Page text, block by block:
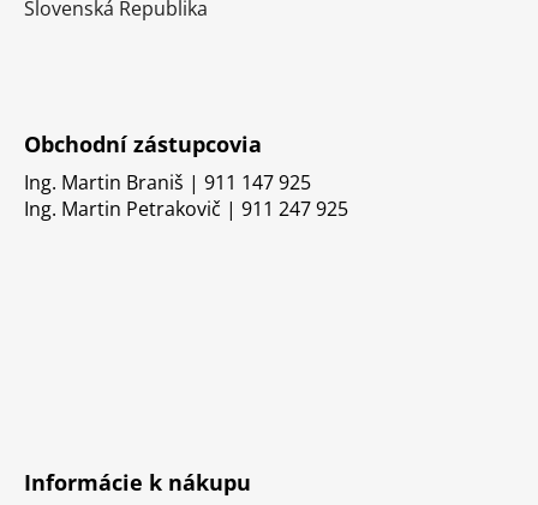
Slovenská Republika
Obchodní zástupcovia
Ing. Martin Braniš | 911 147 925
Ing. Martin Petrakovič | 911 247 925
Informácie k nákupu